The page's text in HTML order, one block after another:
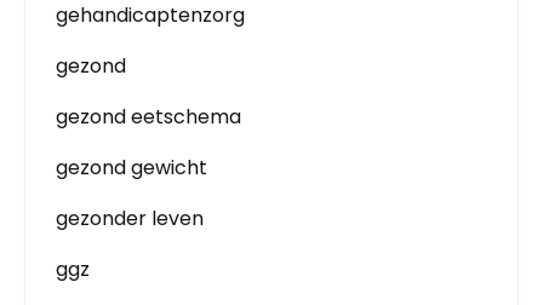
gehandicaptenzorg
gezond
gezond eetschema
gezond gewicht
gezonder leven
ggz